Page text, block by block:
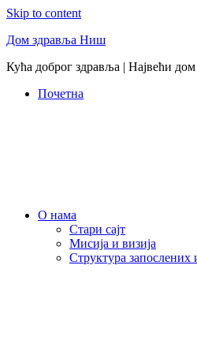
Skip to content
Дом здравља Ниш
Кућа доброг здравља | Највећи
Почетна
О нама
Стари сајт
Мисија и визија
Структура